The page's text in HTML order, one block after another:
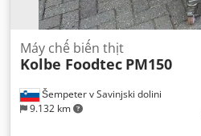
Šempeter v Savinjski dolini
9.132 km
Máy chế biến thịt
Kolbe Foodtec PM150